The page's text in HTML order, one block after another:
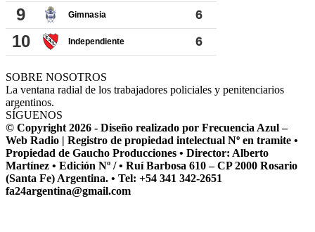
SOBRE NOSOTROS
La ventana radial de los trabajadores policiales y penitenciarios
argentinos.
SÍGUENOS
© Copyright 2026 - Diseño realizado por Frecuencia Azul –
Web Radio | Registro de propiedad intelectual Nº en tramite •
Propiedad de Gaucho Producciones • Director: Alberto
Martínez • Edición Nº / • Ruí Barbosa 610 – CP 2000 Rosario
(Santa Fe) Argentina. • Tel: +54 341 342-2651
fa24argentina@gmail.com